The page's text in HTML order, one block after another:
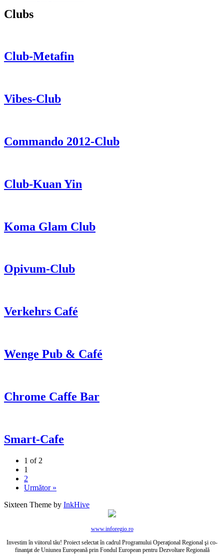
Clubs
Club-Metafin
Vibes-Club
Commando 2012-Club
Club-Kuan Yin
Koma Glam Club
Opivum-Club
Verkehrs Café
Wenge Pub & Café
Chrome Caffe Bar
Smart-Cafe
1 of 2
1
2
Următor »
Sixteen Theme by InkHive
www.inforegio.ro
Investim în viitorul tău! Proiect selectat în cadrul Programului Operaţional Regional şi co-
finanţat de Uniunea Europeană prin Fondul European pentru Dezvoltare Regională